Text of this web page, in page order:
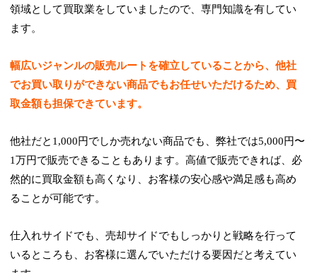
領域として買取業をしていましたので、専門知識を有してい
ます。
幅広いジャンルの販売ルートを確立していることから、他社
でお買い取りができない商品でもお任せいただけるため、買
取金額も担保できています。
他社だと1,000円でしか売れない商品でも、弊社では5,000円〜
1万円で販売できることもあります。高値で販売できれば、必
然的に買取金額も高くなり、お客様の安心感や満足感も高め
ることが可能です。
仕入れサイドでも、売却サイドでもしっかりと戦略を行って
いるところも、お客様に選んでいただける要因だと考えてい